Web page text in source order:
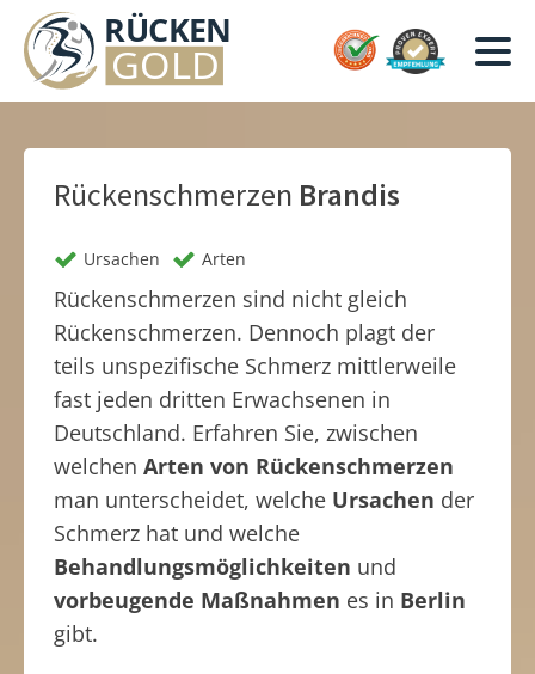
Rückenschmerzen Brandis
Ursachen Arten
Rückenschmerzen sind nicht gleich
Rückenschmerzen. Dennoch plagt der
teils unspezifische Schmerz mittlerweile
fast jeden dritten Erwachsenen in
Deutschland. Erfahren Sie, zwischen
welchen Arten von Rückenschmerzen
man unterscheidet, welche Ursachen der
Schmerz hat und welche
Behandlungsmöglichkeiten und
vorbeugende Maßnahmen es in Berlin
gibt.